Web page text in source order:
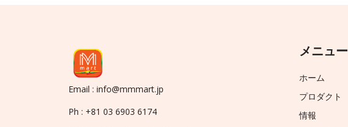
Email : info@mmmart.jp
Ph : +81 03 6903 6174
メニュー
ホーム
プロダクト
情報